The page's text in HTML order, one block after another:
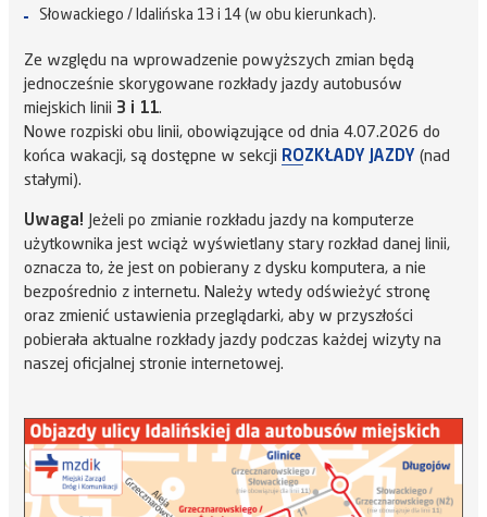
Słowackiego / Idalińska 13 i 14 (w obu kierunkach).
Ze względu na wprowadzenie powyższych zmian będą
jednocześnie skorygowane rozkłady jazdy autobusów
miejskich linii 3 i 11.
Nowe rozpiski obu linii, obowiązujące od dnia 4.07.2026 do
końca wakacji, są dostępne w sekcji ROZKŁADY JAZDY (nad
stałymi).
Uwaga! Jeżeli po zmianie rozkładu jazdy na komputerze
użytkownika jest wciąż wyświetlany stary rozkład danej linii,
oznacza to, że jest on pobierany z dysku komputera, a nie
bezpośrednio z internetu. Należy wtedy odświeżyć stronę
oraz zmienić ustawienia przeglądarki, aby w przyszłości
pobierała aktualne rozkłady jazdy podczas każdej wizyty na
naszej oficjalnej stronie internetowej.